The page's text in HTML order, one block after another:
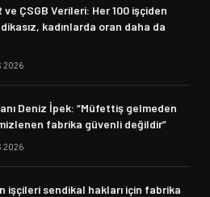
ve ÇSGB Verileri: Her 100 işçiden
kadınlarda oran daha da
2026
Deniz İpek: “Müfettiş gelmeden
fabrika güvenli değildir”
2026
işçileri sendikal hakları için fabrika